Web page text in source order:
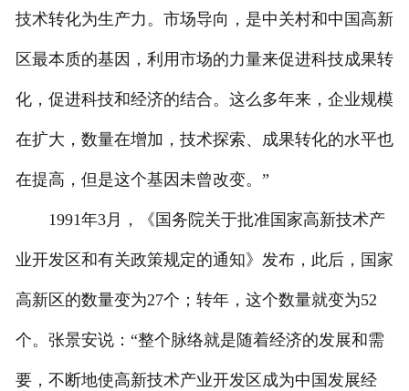
技术转化为生产力。市场导向，是中关村和中国高新
区最本质的基因，利用市场的力量来促进科技成果转
化，促进科技和经济的结合。这么多年来，企业规模
在扩大，数量在增加，技术探索、成果转化的水平也
在提高，但是这个基因未曾改变。”
1991年3月，《国务院关于批准国家高新技术产
业开发区和有关政策规定的通知》发布，此后，国家
高新区的数量变为27个；转年，这个数量就变为52
个。张景安说：“整个脉络就是随着经济的发展和需
要，不断地使高新技术产业开发区成为中国发展经